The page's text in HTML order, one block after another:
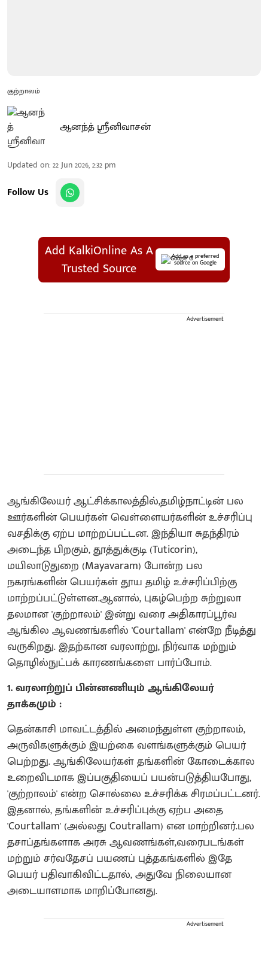
குற்றாலம்
ஆனந்த் ஸ்ரீனிவாசன்
Updated on:22 Jun 2026, 2:32 pm
Follow Us
Add KalkiOnline As A
Trusted Source
Add as a preferred
source on Google
Advertisement
ஆங்கிலேயர் ஆட்சிக்காலத்தில்,தமிழ்நாட்டின் பல
ஊர்களின் பெயர்கள் வெள்ளையர்களின் உச்சரிப்பு
வசதிக்கு ஏற்ப மாற்றப்பட்டன. இந்தியா சுதந்திரம்
அடைந்த பிறகும், தூத்துக்குடி (Tuticorin),
மயிலாடுதுறை (Mayavaram) போன்ற பல
நகரங்களின் பெயர்கள் தூய தமிழ் உச்சரிப்பிற்கு
மாற்றப்பட்டுள்ளன.ஆனால், புகழ்பெற்ற சுற்றுலா
தலமான 'குற்றாலம்' இன்று வரை அதிகாரப்பூர்வ
ஆங்கில ஆவணங்களில் 'Courtallam' என்றே நீடித்து
வருகிறது. இதற்கான வரலாற்று, நிர்வாக மற்றும்
தொழில்நுட்பக் காரணங்களை பார்ப்போம்.
1. வரலாற்றுப் பின்னணியும் ஆங்கிலேயர்
தாக்கமும் :
தென்காசி மாவட்டத்தில் அமைந்துள்ள குற்றாலம்,
அருவிகளுக்கும் இயற்கை வளங்களுக்கும் பெயர்
பெற்றது. ஆங்கிலேயர்கள் தங்களின் கோடைக்கால
உறைவிடமாக இப்பகுதியைப் பயன்படுத்தியபோது,
'குற்றாலம்' என்ற சொல்லை உச்சரிக்க சிரமப்பட்டனர்.
இதனால், தங்களின் உச்சரிப்புக்கு ஏற்ப அதை
'Courtallam' (அல்லது Coutrallam) என மாற்றினர்.பல
தசாப்தங்களாக அரசு ஆவணங்கள்,வரைபடங்கள்
மற்றும் சர்வதேசப் பயணப் புத்தகங்களில் இதே
பெயர் பதிவாகிவிட்டதால், அதுவே நிலையான
அடையாளமாக மாறிப்போனது.
Advertisement